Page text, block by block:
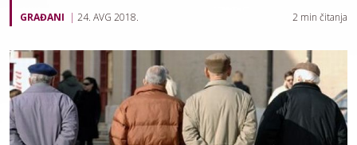
GRAĐANI 24. AVG 2018. 2 min čitanja